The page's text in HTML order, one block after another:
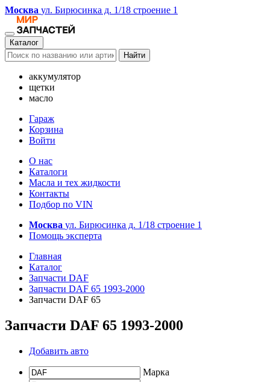
Москва ул. Бирюсинка д. 1/18 строение 1
Каталог
Найти
аккумулятор
щетки
масло
Гараж
Корзина
Войти
О нас
Каталоги
Масла и тех жидкости
Контакты
Подбор по VIN
Москва ул. Бирюсинка д. 1/18 строение 1
Помощь эксперта
Главная
Каталог
Запчасти DAF
Запчасти DAF 65 1993-2000
Запчасти DAF 65
Запчасти DAF 65 1993-2000
Добавить авто
Марка